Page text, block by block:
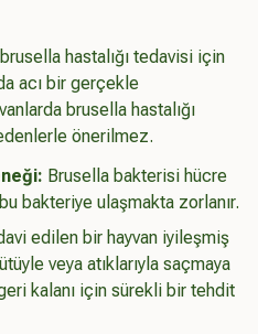
hastalığı tedavisi için
acı bir gerçekle
brusella hastalığı
önerilmez.
Brusella bakterisi hücre
bakteriye ulaşmakta zorlanır.
edilen bir hayvan iyileşmiş
veya atıklarıyla saçmaya
kalanı için sürekli bir tehdit